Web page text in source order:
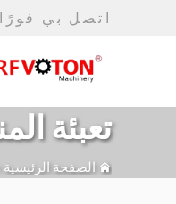
اتصل بي
تعبئة
الصفحة الرئيسية